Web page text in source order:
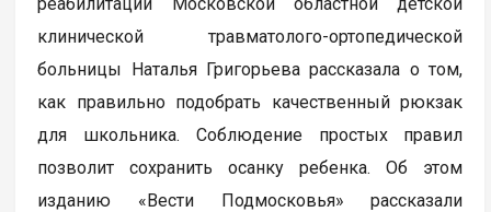
клинической травматолого-ортопедической
больницы Наталья Григорьева рассказала о том,
как правильно подобрать качественный рюкзак
для школьника. Соблюдение простых правил
позволит сохранить осанку ребенка. Об этом
изданию «Вести Подмосковья» рассказали